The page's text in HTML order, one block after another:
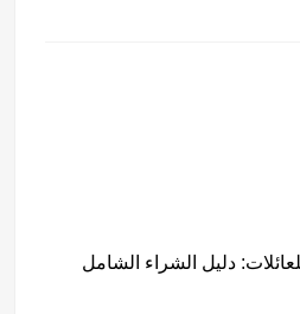
دليل الشراء الشامل